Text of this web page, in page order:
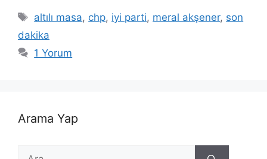
Etiketler
altılı masa, chp, iyi parti, meral akşener, son
dakika
1 Yorum
Arama Yap
için